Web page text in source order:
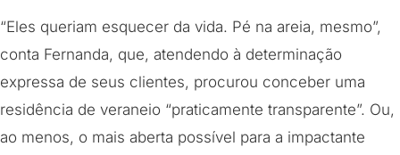
“Eles queriam esquecer da vida. Pé na areia, mesmo”,
conta Fernanda, que, atendendo à determinação
expressa de seus clientes, procurou conceber uma
residência de veraneio “praticamente transparente”. Ou,
ao menos, o mais aberta possível para a impactante